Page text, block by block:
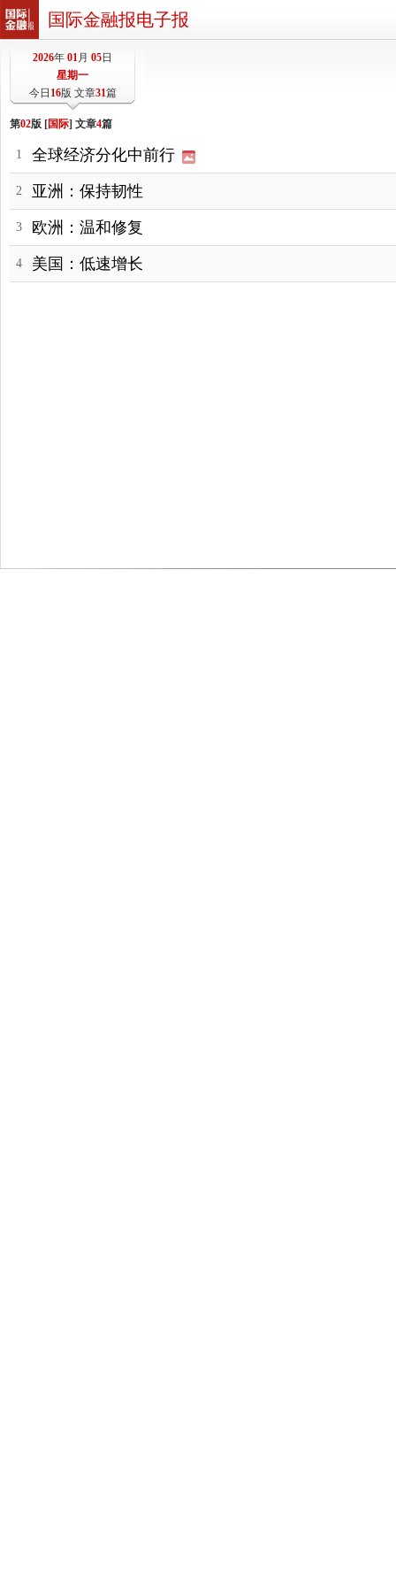
国际金融报电子报
2026年 01月 05日
星期一
今日 16版 文章31篇
第02版 [国际] 文章4篇
1 全球经济分化中前行
2 亚洲：保持韧性
3 欧洲：温和修复
4 美国：低速增长